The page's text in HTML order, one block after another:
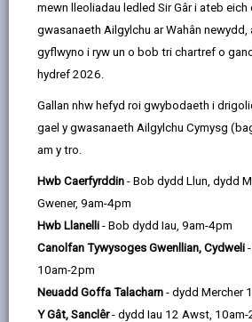
mewn lleoliadau ledled Sir Gâr i ateb eich
gwasanaeth Ailgylchu ar Wahân newydd,
gyflwyno i ryw un o bob tri chartref o
hydref 2026.
Gallan nhw hefyd roi gwybodaeth i
gael y gwasanaeth Ailgylchu Cymysg
am y tro.
Hwb Caerfyrddin - Bob dydd Llun, dydd
Gwener, 9am-4pm
Hwb Llanelli - Bob dydd Iau, 9am-4pm
Canolfan Tywysoges Gwenllian, Cydweli
10am-2pm
Neuadd Goffa Talacharn - dydd Mercher
Y Gât, Sanclêr- dydd Iau 12 Awst, 10am-
Strategaeth Hybu’r
Gymraeg2023 - 28
Yn yr adran hon
Davies
Cyflwyniad: Cyd-
Cyflwyniad: Cyd-
ieithyddol